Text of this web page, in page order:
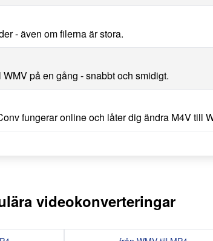
- även om filerna är stora.
på en gång - snabbt och smidigt.
fungerar online och låter dig ändra M4V till
videokonverteringar